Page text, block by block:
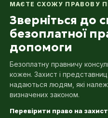
МАЄТЕ СХОЖУ ПРАВОВУ
Зверніться до
безоплатної
допомоги
Безоплатну правничу
кожен. Захист і
надаються людям, які
визначених законом.
Перевірити право на